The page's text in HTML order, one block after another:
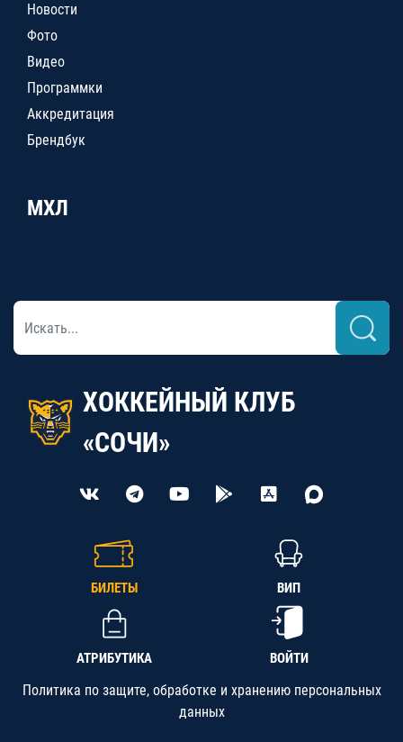
Новости
Фото
Видео
Программки
Аккредитация
Брендбук
МХЛ
ХОККЕЙНЫЙ КЛУБ
«СОЧИ»
БИЛЕТЫ ВИП
АТРИБУТИКА ВОЙТИ
Политика по защите, обработке и хранению персональных
данных